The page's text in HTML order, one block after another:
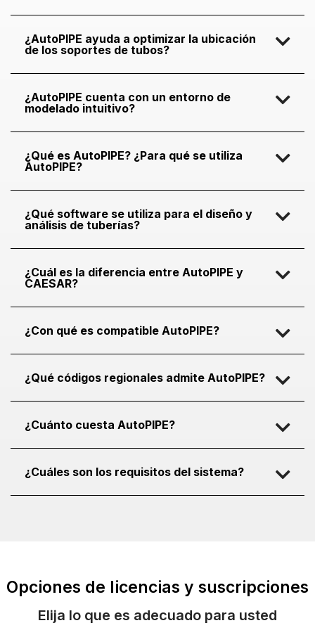
¿AutoPIPE ayuda a optimizar la ubicación
de los soportes de tubos?
¿AutoPIPE cuenta con un entorno de
modelado intuitivo?
¿Qué es AutoPIPE? ¿Para qué se utiliza
AutoPIPE?
¿Qué software se utiliza para el diseño y
análisis de tuberías?
¿Cuál es la diferencia entre AutoPIPE y
CAESAR?
¿Con qué es compatible AutoPIPE?
¿Qué códigos regionales admite AutoPIPE?
¿Cuánto cuesta AutoPIPE?
¿Cuáles son los requisitos del sistema?
Opciones de licencias y suscripciones
Elija lo que es adecuado para usted